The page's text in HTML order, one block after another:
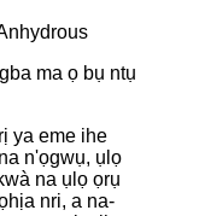
ma ọ bụ ntụ
ya eme ihe
n'ọgwụ, ụlọ
na ụlọ ọrụ
nri, a na-